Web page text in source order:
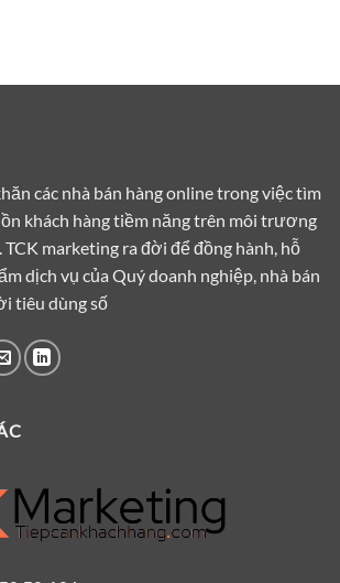
các nhà bán hàng online trong việc tìm
khách hàng tiềm năng trên môi trương
marketing ra đời để đồng hành, hỗ
dịch vụ của Quý doanh nghiệp, nhà bán
tiêu dùng số